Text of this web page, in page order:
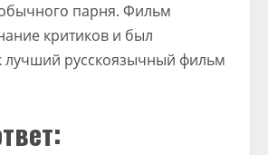
парня. Фильм
критиков и был
лучший русскоязычный фильм